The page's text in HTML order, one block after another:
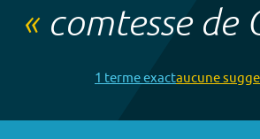
« comtesse de
1 termeexactaucune